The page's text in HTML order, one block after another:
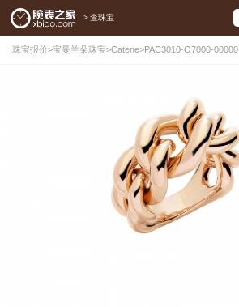
> 查珠宝
珠宝报价>宝曼兰朵珠宝>Catene>PAC3010-O7000-00000